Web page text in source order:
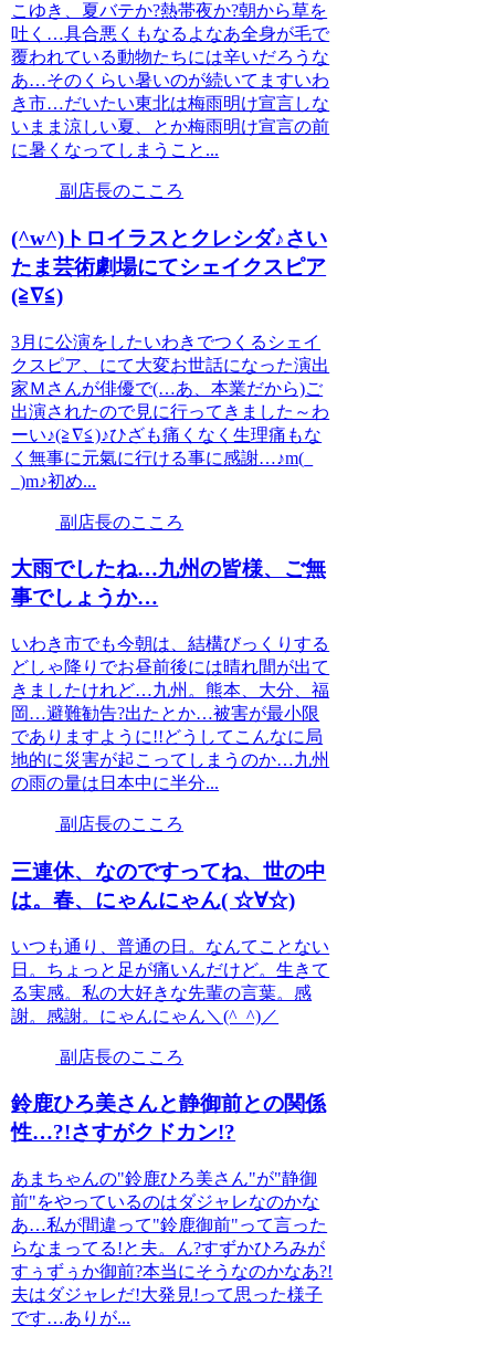
こゆき、夏バテか?熱帯夜か?朝から草を
吐く…具合悪くもなるよなあ全身が毛で
覆われている動物たちには辛いだろうな
あ…そのくらい暑いのが続いてますいわ
き市…だいたい東北は梅雨明け宣言しな
いまま涼しい夏、とか梅雨明け宣言の前
に暑くなってしまうこと...
副店長のこころ
(^w^)トロイラスとクレシダ♪さい
たま芸術劇場にてシェイクスピア
(≧∇≦)
3月に公演をしたいわきでつくるシェイ
クスピア、にて大変お世話になった演出
家Ｍさんが俳優で(…あ、本業だから)ご
出演されたので見に行ってきました～わ
ーい♪(≧∇≦)♪ひざも痛くなく生理痛もな
く無事に元氣に行ける事に感謝…♪m(_
_)m♪初め...
副店長のこころ
大雨でしたね…九州の皆様、ご無
事でしょうか…
いわき市でも今朝は、結構びっくりする
どしゃ降りでお昼前後には晴れ間が出て
きましたけれど…九州。熊本、大分、福
岡…避難勧告?出たとか…被害が最小限
でありますように!!どうしてこんなに局
地的に災害が起こってしまうのか…九州
の雨の量は日本中に半分...
副店長のこころ
三連休、なのですってね、世の中
は。春、にゃんにゃん( ☆∀☆)
いつも通り、普通の日。なんてことない
日。ちょっと足が痛いんだけど。生きて
る実感。私の大好きな先輩の言葉。感
謝。感謝。にゃんにゃん＼(^_^)／
副店長のこころ
鈴鹿ひろ美さんと静御前との関係
性…?!さすがクドカン!?
あまちゃんの"鈴鹿ひろ美さん"が"静御
前"をやっているのはダジャレなのかな
あ…私が間違って"鈴鹿御前"って言った
らなまってる!と夫。ん?すずかひろみが
すぅずぅか御前?本当にそうなのかなあ?!
夫はダジャレだ!大発見!って思った様子
です…ありが...